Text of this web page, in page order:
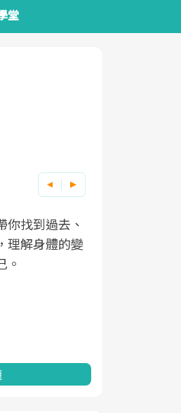
堂
你找到過去、
理解身體的變
。